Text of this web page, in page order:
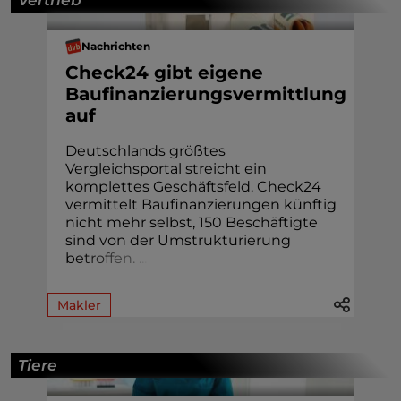
Nachrichten
Check24 gibt eigene
Baufinanzierungsvermittlung
auf
Deutschlands größtes
Vergleichsportal streicht ein
komplettes Geschäftsfeld. Check24
vermittelt Baufinanzierungen künftig
nicht mehr selbst, 150 Beschäftigte
sind von der Umstrukturierung
betroffen.
Makler
Tiere